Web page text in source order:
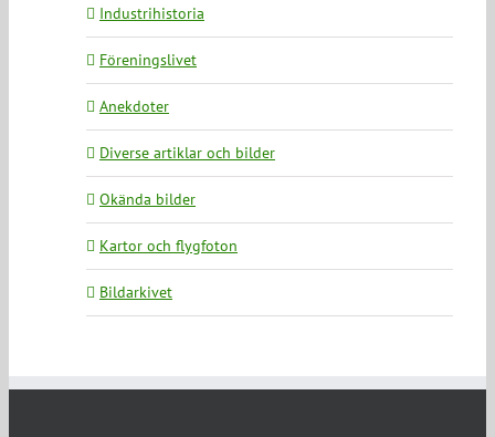
Industrihistoria
Föreningslivet
Anekdoter
Diverse artiklar och bilder
Okända bilder
Kartor och flygfoton
Bildarkivet